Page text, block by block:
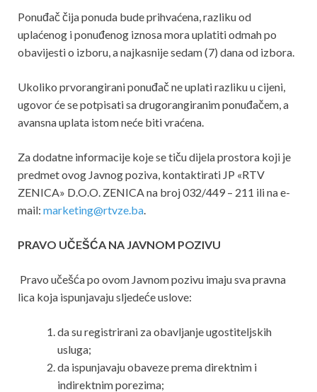
Ponuđač čija ponuda bude prihvaćena, razliku od
uplaćenog i ponuđenog iznosa mora uplatiti odmah po
obavijesti o izboru, a najkasnije sedam (7) dana od izbora.
Ukoliko prvorangirani ponuđač ne uplati razliku u cijeni,
ugovor će se potpisati sa drugorangiranim ponuđačem, a
avansna uplata istom neće biti vraćena.
Za dodatne informacije koje se tiču dijela prostora koji je
predmet ovog Javnog poziva, kontaktirati JP «RTV
ZENICA» D.O.O. ZENICA na broj 032/449 – 211 ili na e-
mail: marketing@rtvze.ba.
PRAVO UČEŠĆA NA JAVNOM POZIVU
Pravo učešća po ovom Javnom pozivu imaju sva pravna
lica koja ispunjavaju sljedeće uslove:
da su registrirani za obavljanje ugostiteljskih
usluga;
da ispunjavaju obaveze prema direktnim i
indirektnim porezima;